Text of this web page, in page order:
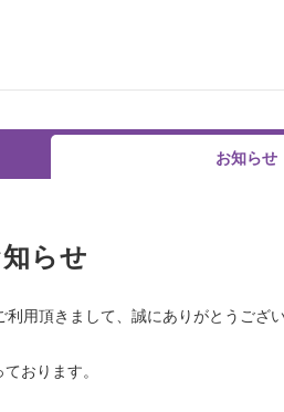
お知らせ
らせ
用頂きまして、誠にありがとうござい
おります。